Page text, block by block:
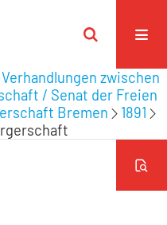
Verhandlungen zwischen
/ Senat der Freien
Bremen
1891